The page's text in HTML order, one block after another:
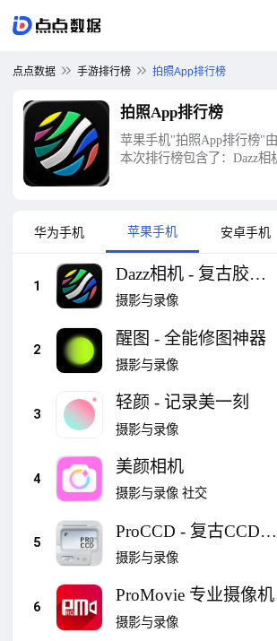
点点数据 手游排行榜 拍照App排行榜
拍照App排行榜
苹果手机"拍照App排行榜"由
本次排行榜包含了：Dazz相
CCD效果、醒图 - 全能修
片/Live人像精修工具、
看、B612咔叽、Wink - 视频
十大拍照App排行榜
华为手机 苹果手机 安卓手机
1
Dazz相机 - 复古胶片
和CCD效果
摄影与录像
2
醒图 - 全能修图神器
摄影与录像
3
轻颜 - 记录美一刻
摄影与录像
4
美颜相机
摄影与录像 社交
5
ProCCD - 复古CCD相
机滤镜
摄影与录像
6
ProMovie 专业摄像机
摄影与录像